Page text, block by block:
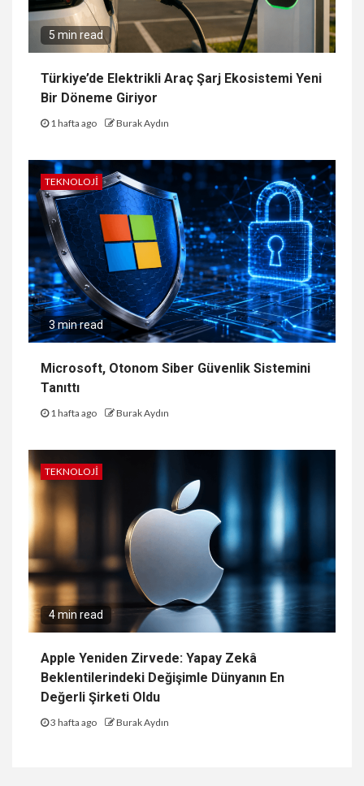
5 min read
Türkiye’de Elektrikli Araç Şarj Ekosistemi Yeni
Bir Döneme Giriyor
1 hafta ago Burak Aydın
TEKNOLOJI
3 min read
Microsoft, Otonom Siber Güvenlik Sistemini
Tanıttı
1 hafta ago Burak Aydın
TEKNOLOJI
4 min read
Apple Yeniden Zirvede: Yapay Zekâ
Beklentilerindeki Değişimle Dünyanın En
Değerli Şirketi Oldu
3 hafta ago Burak Aydın